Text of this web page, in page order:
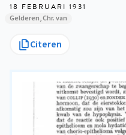
18 FEBRUARI 1931
Gelderen, Chr. van
Citeren